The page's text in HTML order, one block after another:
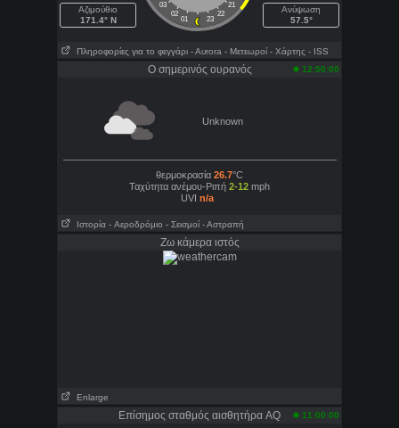
Aζιμούθιο
171.4° N
03
21
02
22
01 23
Ανύψωση
57.5°
Πληροφορίες για το φεγγάρι - Αυrora - Μετεωροί - Χάρτης - ISS
Ο σημερινός ουρανός 12:50:00
Unknown
θερμοκρασία 26.7°C
Ταχύτητα ανέμου-Ριπή 2-12 mph
UVI n/a
Ιστορία - Aεροδρόμιο - Σεισμοί - Αστραπή
Ζω κάμερα ιστός
Enlarge
Επίσημος σταθμός αισθητήρα AQ 11:00:00